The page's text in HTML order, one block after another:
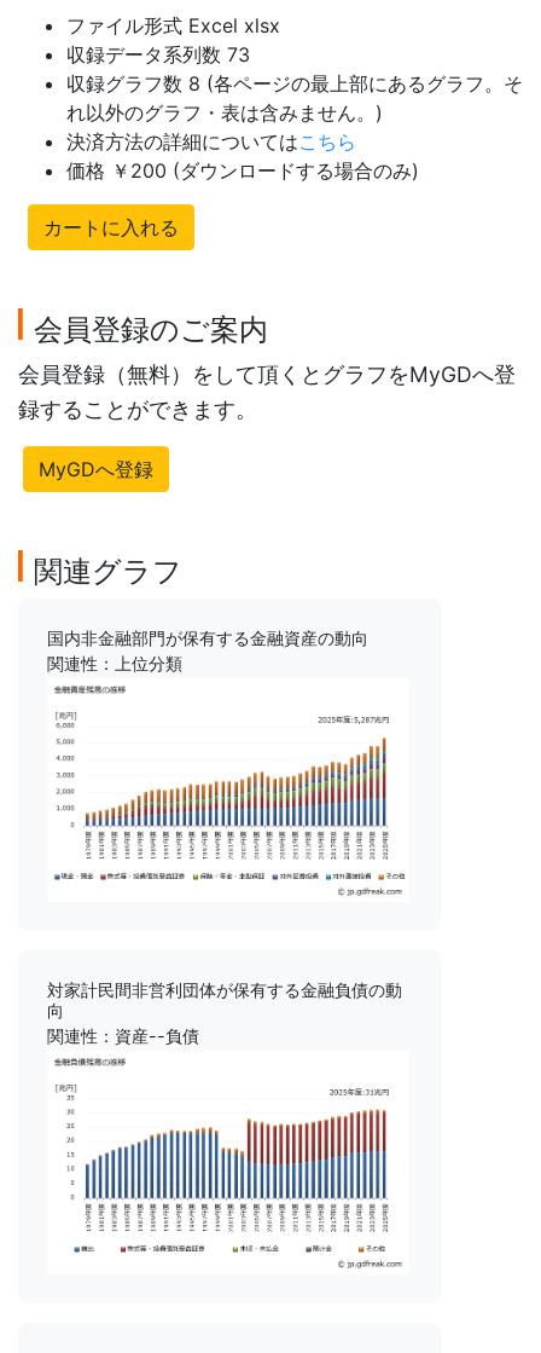
ファイル形式 Excel xlsx
収録データ系列数 73
収録グラフ数 8 (各ページの最上部にあるグラフ。そ
れ以外のグラフ・表は含みません。)
決済方法の詳細についてはこちら
価格 ￥200 (ダウンロードする場合のみ)
カートに入れる
会員登録のご案内
会員登録（無料）をして頂くとグラフをMyGDへ登
録することができます。
MyGDへ登録
関連グラフ
国内非金融部門が保有する金融資産の動向
関連性：上位分類
対家計民間非営利団体が保有する金融負債の動
向
関連性：資産--負債